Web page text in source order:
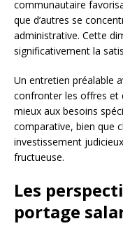
communautaire
que d’autres se
administrative. Cette
significativement la
Un entretien préalable
confronter les offres et
mieux aux besoins
comparative, bien que
investissement
fructueuse.
Les
portage